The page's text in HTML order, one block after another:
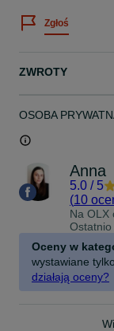
Zgłoś
ZWROTY
OSOBA
Anna
5.0 / 5
(10
Na OLX
Oceny w
wystawiane
działają oceny?